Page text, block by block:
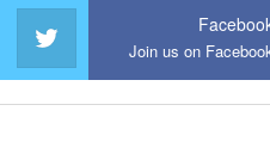
Join us on